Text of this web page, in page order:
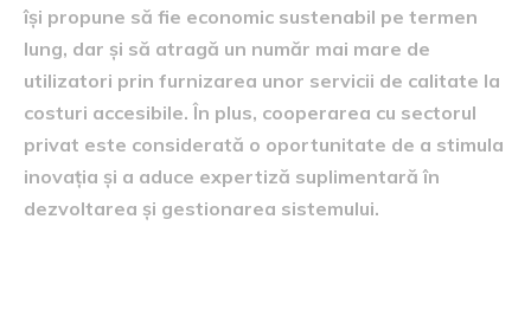
își propune să fie economic sustenabil pe termen
lung, dar și să atragă un număr mai mare de
utilizatori prin furnizarea unor servicii de calitate la
costuri accesibile. În plus, cooperarea cu sectorul
privat este considerată o oportunitate de a stimula
inovația și a aduce expertiză suplimentară în
dezvoltarea și gestionarea sistemului.